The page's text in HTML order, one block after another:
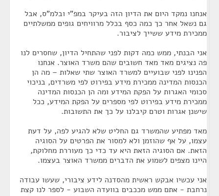
אנחנו נמקד היום את הדיון הזה בעיקר במפ"י ובלמ"ס, אבל
גם נשאל אחר כך כמה כסף בכלל מרוויחים גופים ממשלתיים
ממכירת מידע ששייך לציבור.
אני הבנתי, ממש כמה דקות לפני שהתחיל הדיון, שחסרים לנו
פה נציגים מאד מאד חשובים שהם משרד האוצר. אנחנו
הפנינו לפני שבועיים למשרד האוצר שתי שאלות – מה הן
הכנסות המדינה ממכירת מידע בפירוט לפי משרדים, בניכוי
סכומי האגרות על הפקת המידע ומה הן הכנסות המדינה
ממכירת מידע בפירוט לפי מספרים על הפקת המידע, ככל
שישנן אגרות וטרם קיבלנו על כך את התשובות.
מאד מפתיע שהמשרד גם החליט שלא להגיע לפה, על דעת
עצמו, על אף שהוזמן ולא למסור את הפרטים על הסוגיה
הזאת. אם הסוגיה הזאת היא עד כדי כך מעוררת מחלוקת,
היינו מצפים לשמוע את הדברים ממשרד האוצר בעצמו.
אני עכשיו אבקש ראשית מהסדנה לידע ציבורי, שעשו עבודה
נרחבת - אתם ממש מככבים בוועדה השבוע - לספר לנו קצת